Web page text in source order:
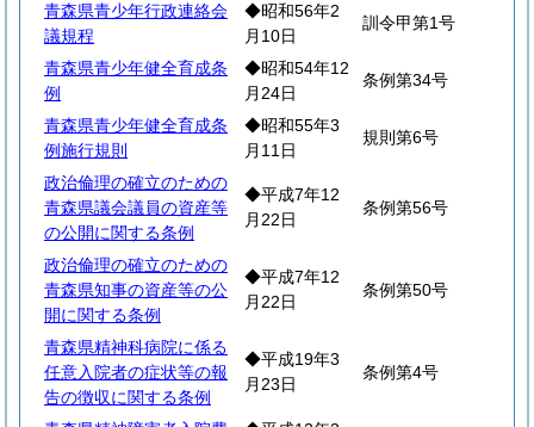
青森県青少年行政連絡会
議規程
◆昭和56年2
月10日
訓令甲第1号
青森県青少年健全育成条
例
◆昭和54年12
月24日
条例第34号
青森県青少年健全育成条
例施行規則
◆昭和55年3
月11日
規則第6号
政治倫理の確立のための
青森県議会議員の資産等
の公開に関する条例
◆平成7年12
月22日
条例第56号
政治倫理の確立のための
青森県知事の資産等の公
開に関する条例
◆平成7年12
月22日
条例第50号
青森県精神科病院に係る
任意入院者の症状等の報
告の徴収に関する条例
◆平成19年3
月23日
条例第4号